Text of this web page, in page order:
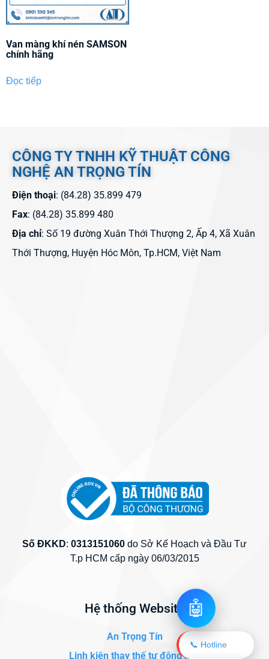
Van màng khí nén SAMSON
chính hãng
Đọc tiếp
CÔNG TY TNHH KỸ THUẬT CÔNG
NGHỆ AN TRỌNG TÍN
Điện thoại: (84.28) 35.899 479
Fax: (84.28) 35.899 480
Địa chỉ: Số 19 đường Xuân Thới Thượng 2, Ấp 4, Xã Xuân
Thới Thượng, Huyện Hóc Môn, Tp.HCM, Việt Nam
Số ĐKKD: 0313151060 do Sở Kế Hoạch và Đầu Tư
T.p HCM cấp ngày 06/03/2015
Hệ thống Website
An Trọng Tín
Linh kiện thay thế tự động hóa
🤖
📞 Hotline